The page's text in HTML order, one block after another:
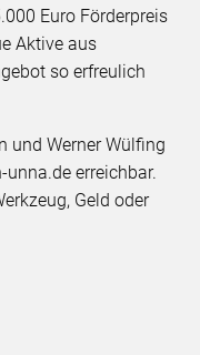
Euro Förderpreis
Aktive aus
so erfreulich
und Werner Wülfing
erreichbar.
Geld oder